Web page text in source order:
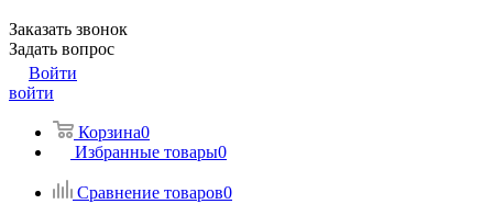
Заказать звонок
Задать вопрос
Войти
войти
Корзина0
Избранные товары0
Сравнение товаров0